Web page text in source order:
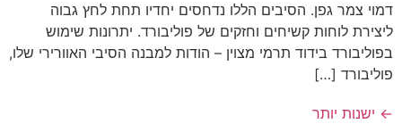
דמוי צמר גפן. הסיבים הללו נדחסים יחדיו תחת לחץ גבוה
ליצירת לוחות קשיחים וחזקים של פוליבורד. יתרונות שימוש
בפוליבורד בידוד תרמי מצוין – הודות למבנה הסיבי האוורירי שלו,
פוליבורד […]
← ישנות יותר